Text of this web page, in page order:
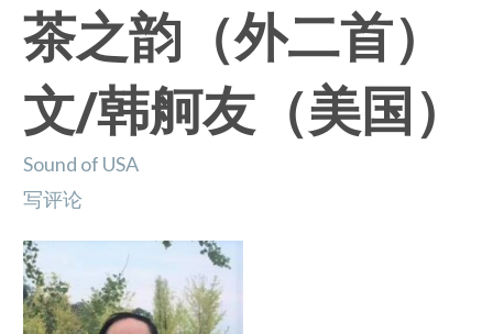
茶之韵（外二首）
文/韩舸友（美国）
Sound of USA
写评论